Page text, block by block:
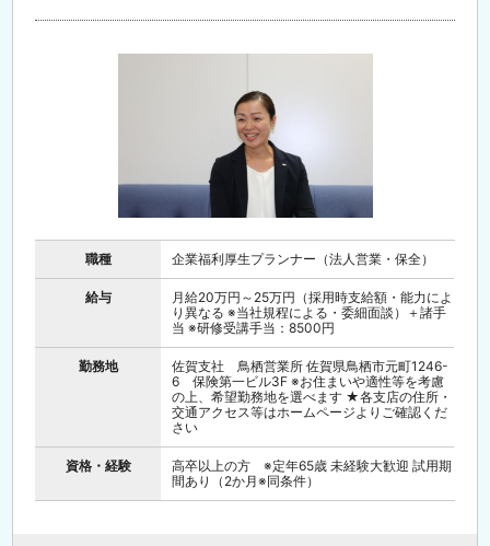
職種 企業福利厚生プランナー（法人営業・保全）
給与
月給20万円～25万円（採用時支給額・能力によ
り異なる ※当社規程による・委細面談）＋諸手
当 ※研修受講手当：8500円
勤務地
佐賀支社 鳥栖営業所 佐賀県鳥栖市元町1246-
6 保険第一ビル3F ※お住まいや適性等を考慮
の上、希望勤務地を選べます ★各支店の住所・
交通アクセス等はホームページよりご確認くだ
さい
資格・経験
高卒以上の方 ※定年65歳 未経験大歓迎 試用期
間あり（2か月※同条件）